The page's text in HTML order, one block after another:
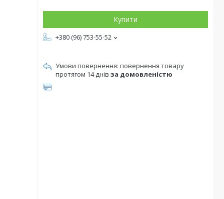
Купити
+380 (96) 753-55-52
повернення товару
протягом 14 днів за домовленістю